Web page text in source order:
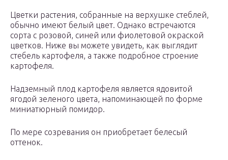
Цветки растения, собранные на верхушке стеблей,
обычно имеют белый цвет. Однако встречаются
сорта с розовой, синей или фиолетовой окраской
цветков. Ниже вы можете увидеть, как выглядит
стебель картофеля, а также подробное строение
картофеля.
Надземный плод картофеля является ядовитой
ягодой зеленого цвета, напоминающей по форме
миниатюрный помидор.
По мере созревания он приобретает белесый
оттенок.